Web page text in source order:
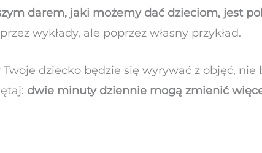
darem, jaki możemy dać dzieciom, jest
wykłady, ale poprzez własny przykład.
dziecko będzie się wyrywać z objęć, nie
dwie minuty dziennie mogą zmienić